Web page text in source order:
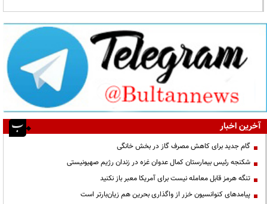
آخرین اخبار
گام جدید برای کاهش مصرف گاز در بخش خانگی
شکنجه رئیس بیمارستان کمال عدوان غزه در زندان رژیم صهیونیستی
تنگه هرمز قابل معامله نیست برای آمریکا معبر باز نکنید
پیامدهای کنوانسیون خزر از واگذاری بحرین هم زیان‌بارتر است